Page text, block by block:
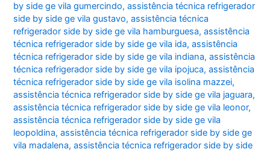
by side ge vila gumercindo,assistência técnica refrigerador
side by side ge vila gustavo,assistência técnica
refrigerador side by side ge vila hamburguesa,assistência
técnica refrigerador side by side ge vila ida,assistência
técnica refrigerador side by side ge vila indiana,assistência
técnica refrigerador side by side ge vila ipojuca,assistência
técnica refrigerador side by side ge vila isolina mazzei,
assistência técnica refrigerador side by side ge vila jaguara,
assistência técnica refrigerador side by side ge vila leonor,
assistência técnica refrigerador side by side ge vila
leopoldina,assistência técnica refrigerador side by side ge
vila madalena,assistência técnica refrigerador side by side